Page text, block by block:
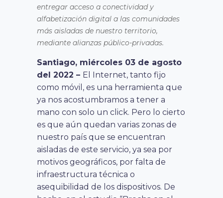
entregar acceso a conectividad y
alfabetización digital a las comunidades
más aisladas de nuestro territorio,
mediante alianzas público-privadas.
Santiago, miércoles 03 de agosto
del 2022 – El Internet, tanto fijo
como móvil, es una herramienta que
ya nos acostumbramos a tener a
mano con solo un click. Pero lo cierto
es que aún quedan varias zonas de
nuestro país que se encuentran
aisladas de este servicio, ya sea por
motivos geográficos, por falta de
infraestructura técnica o
asequibilidad de los dispositivos. De